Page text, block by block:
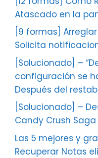
Atascado en la
[9 formas]
Solicita
[Solucionado] –
configuración se
Después del
[Solucionado] –
Candy Crush
Las 5 mejores y
Recuperar Notas